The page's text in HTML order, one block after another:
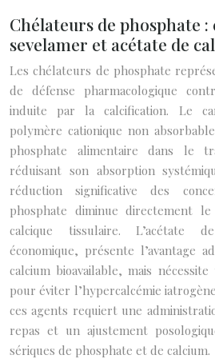
Chélateurs de phosphate
sevelamer et acétate de
Les chélateurs de phosphate
de défense pharmacologique
induite par la calcification. Le
polymère cationique non
phosphate alimentaire dans le
réduisant son absorption
réduction significative des
phosphate diminue directement
calcique tissulaire. L’acétate
économique, présente l’avantage
calcium bioavailable, mais
pour éviter l’hypercalcémie
ces agents requiert une
repas et un ajustement
sériques de phosphate et de calcium.